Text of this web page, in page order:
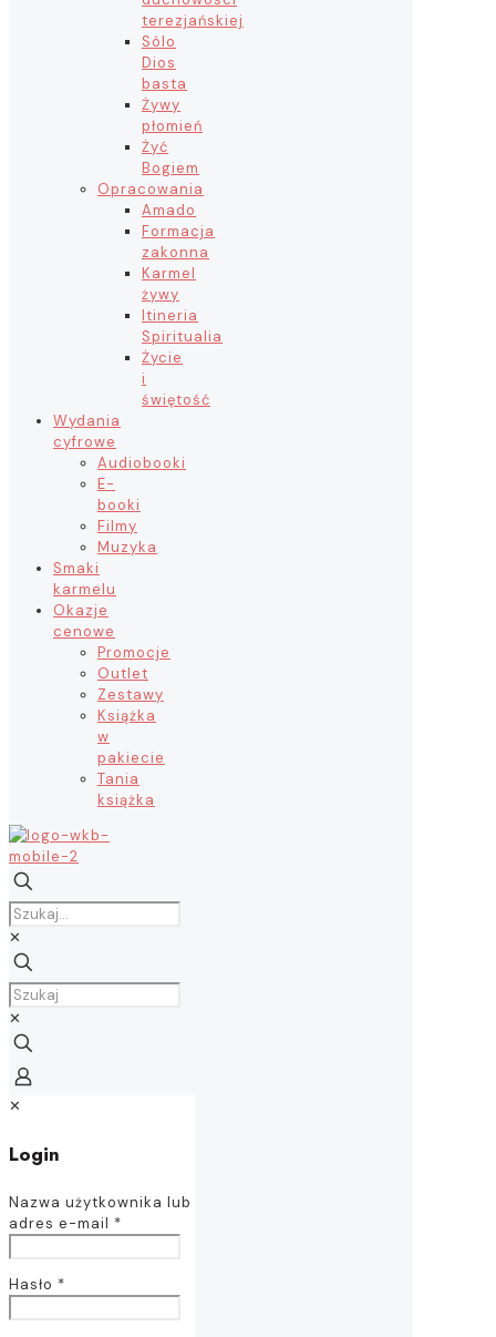
terezjańskiej
Sólo
Dios
basta
Żywy
płomień
Żyć
Bogiem
Opracowania
Amado
Formacja
zakonna
Karmel
żywy
Itineria
Spiritualia
Życie
i
świętość
Wydania
cyfrowe
Audiobooki
E-
booki
Filmy
Muzyka
Smaki
karmelu
Okazje
cenowe
Promocje
Outlet
Zestawy
Książka
w
pakiecie
Tania
książka
✕
✕
✕
Login
Nazwa użytkownika lub
adres e-mail *
Hasło *